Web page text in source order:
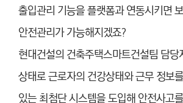
출입관리 기능을 플랫폼과 연동시키면
안전관리가가능해지겠죠?
현대건설의 건축주택스마트건설팀 담당
상태로 근로자의 건강상태와 근무 정보
있는최첨단 시스템을 도입해 안전사고를